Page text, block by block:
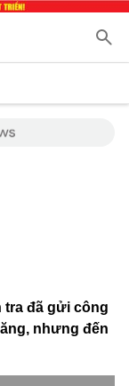
tra đã gửi công
nhưng đến